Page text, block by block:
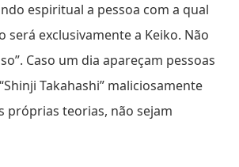
espiritual a pessoa com a qual
será exclusivamente a Keiko. Não
Caso um dia apareçam pessoas
Takahashi” maliciosamente
próprias teorias, não sejam